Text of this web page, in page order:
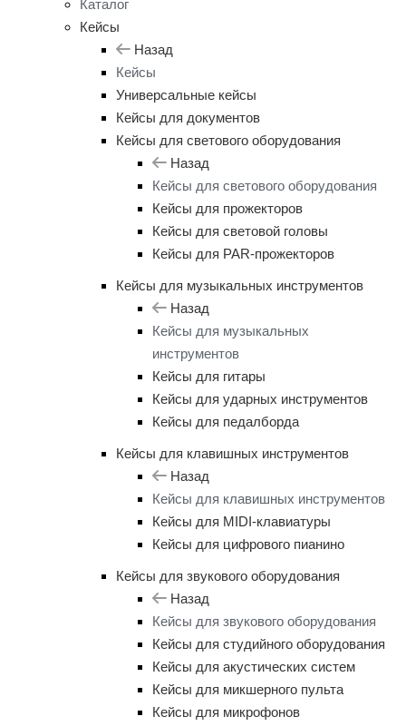
Каталог
Кейсы
Назад
Кейсы
Универсальные кейсы
Кейсы для документов
Кейсы для светового оборудования
Назад
Кейсы для светового оборудования
Кейсы для прожекторов
Кейсы для световой головы
Кейсы для PAR-прожекторов
Кейсы для музыкальных инструментов
Назад
Кейсы для музыкальных
инструментов
Кейсы для гитары
Кейсы для ударных инструментов
Кейсы для педалборда
Кейсы для клавишных инструментов
Назад
Кейсы для клавишных инструментов
Кейсы для MIDI-клавиатуры
Кейсы для цифрового пианино
Кейсы для звукового оборудования
Назад
Кейсы для звукового оборудования
Кейсы для студийного оборудования
Кейсы для акустических систем
Кейсы для микшерного пульта
Кейсы для микрофонов